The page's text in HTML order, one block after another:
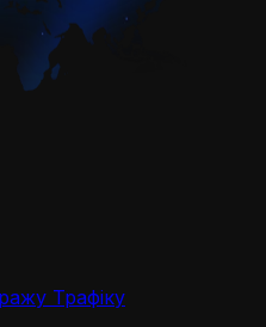
Трафіку